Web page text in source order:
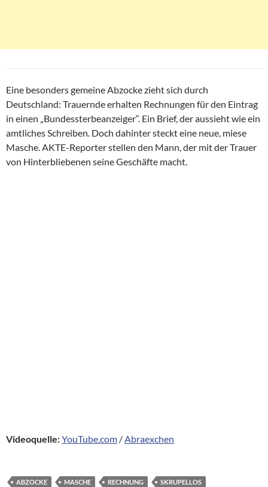
Eine besonders gemeine Abzocke zieht sich durch
Deutschland: Trauernde erhalten Rechnungen für den Eintrag
in einen „Bundessterbeanzeiger“. Ein Brief, der aussieht wie ein
amtliches Schreiben. Doch dahinter steckt eine neue, miese
Masche. AKTE-Reporter stellen den Mann, der mit der Trauer
von Hinterbliebenen seine Geschäfte macht.
Videoquelle:YouTube.com /Abraexchen
ABZOCKE MASCHE RECHNUNG
SKRUPELLOS